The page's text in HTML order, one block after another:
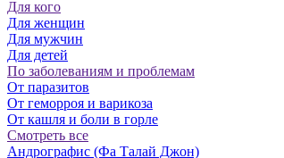
Для кого
Для женщин
Для мужчин
Для детей
По заболеваниям и проблемам
От паразитов
Oт геморроя и варикоза
От кашля и боли в горле
Смотреть все
Андрографис (Фа Талай Джон)